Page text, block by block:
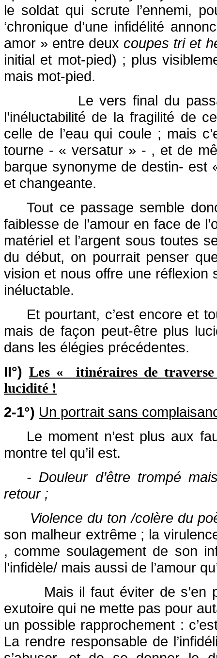
le soldat qui scrute l’ennemi,
‘chronique d’une infidélité
amor » entre deux coupes tri et
initial et mot-pied) ; plus
mais mot-pied.
Le vers final du
l’inéluctabilité de la fragilité de
celle de l’eau qui coule ; mais
tourne - « versatur » - , et de
barque synonyme de destin- est
et changeante.
Tout ce passage semble
faiblesse de l’amour en face de
matériel et l’argent sous toutes
du début, on pourrait penser
vision et nous offre une réflexion
inéluctable.
Et pourtant, c’est encore et
mais de façon peut-être plus
dans les élégies précédentes.
II°) Les « itinéraires de
lucidité !
2-1°) Un portrait sans
Le moment n’est plus aux
montre tel qu’il est.
- Douleur d’être trompé
retour ;
Violence du ton /colère du
son malheur extrême ; la
, comme soulagement de son
l’infidèle/ mais aussi de l’amour
Mais il faut éviter de s’en
exutoire qui ne mette pas pour
un possible rapprochement :
La rendre responsable de